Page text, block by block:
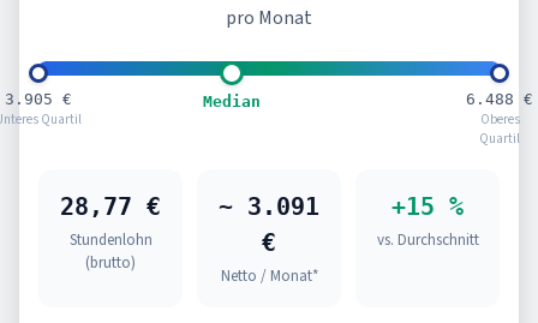
pro Monat
3.905 €
Quartil
Median
6.488 €
Oberes
Quartil
28,77 €
Stundenlohn
(brutto)
~ 3.091
€
Netto / Monat*
+15 %
vs. Durchschnitt